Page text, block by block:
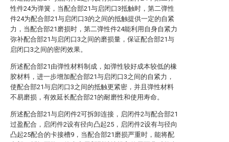
性件24为弹簧，当配合部21与启闭口3抵触时，第二弹性
件24为配合部21与启闭口3的之间的抵触提供一定的自紧
力，当配合部21磨损时，第二弹性件24能利用自身自紧力
弥补配合部21与启闭口3之间的磨损量，保证配合部21与
启闭口3之间的密闭效果。
所述配合部21由弹性材料制成，如弹性较好成本较低的橡
胶材料，进一步增加配合部21与启闭口3之间的自紧力，
使配合部21与启闭口3之间的抵触更紧密，并且弹性材料
不易磨损，有效延长配合部21的耐磨性和使用寿命。
所述配合部21与启闭件2可拆卸连接，启闭件2与配合部21
过盈配合，启闭件2设有径向凸起25，启闭件2设有与径向
凸起25配合的卡接槽9，当配合部21磨损严重时，能将配